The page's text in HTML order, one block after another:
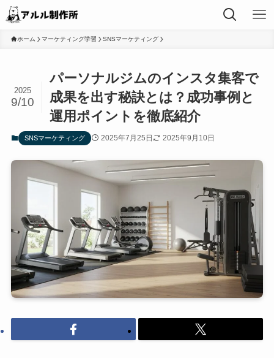
ホーム マーケティング学習 SNSマーケティング
パーソナルジムのインスタ集客で
成果を出す秘訣とは？成功事例と
運用ポイントを徹底紹介
2025
9/10
SNSマーケティング 2025年7月25日 2025年9月10日